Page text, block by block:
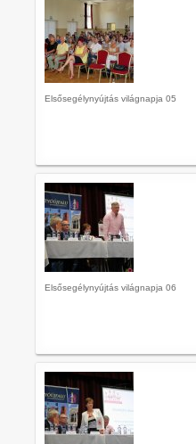
Elsősegélynyújtás világnapja 05
Elsősegélynyújtás világnapja 06